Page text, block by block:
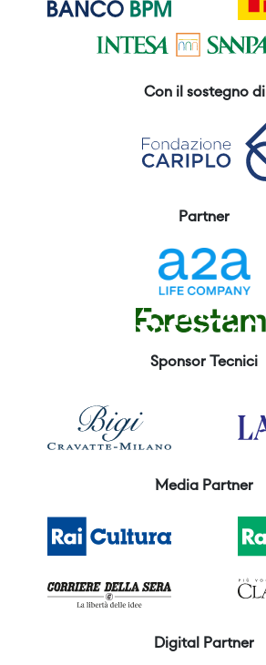
Con il sostegno di
Partner
Sponsor Tecnici
Media Partner
Digital Partner